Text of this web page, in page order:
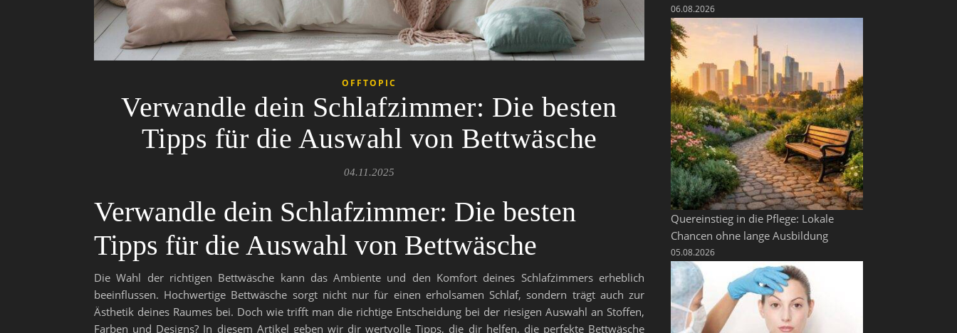
OFFTOPIC
Verwandle dein Schlafzimmer: Die besten
Tipps für die Auswahl von Bettwäsche
04.11.2025
Verwandle dein Schlafzimmer: Die besten
Tipps für die Auswahl von Bettwäsche
Die Wahl der richtigen Bettwäsche kann das Ambiente und den Komfort deines Schlafzimmers erheblich
beeinflussen. Hochwertige Bettwäsche sorgt nicht nur für einen erholsamen Schlaf, sondern trägt auch zur
Ästhetik deines Raumes bei. Doch wie trifft man die richtige Entscheidung bei der riesigen Auswahl an Stoffen,
Farben und Designs? In diesem Artikel geben wir dir wertvolle Tipps, die dir helfen, die perfekte Bettwäsche
06.08.2026
Quereinstieg in die Pflege: Lokale
Chancen ohne lange Ausbildung
05.08.2026